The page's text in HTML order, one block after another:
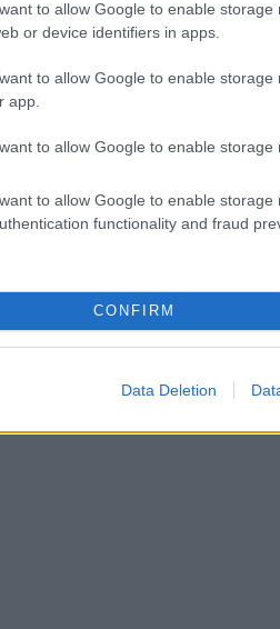
to allow Google to enable
or device identifiers in apps.
to allow Google to enable
app.
to allow Google to enable storage
to allow Google to enable storage
functionality and fraud
CONFIRM
Data Deletion